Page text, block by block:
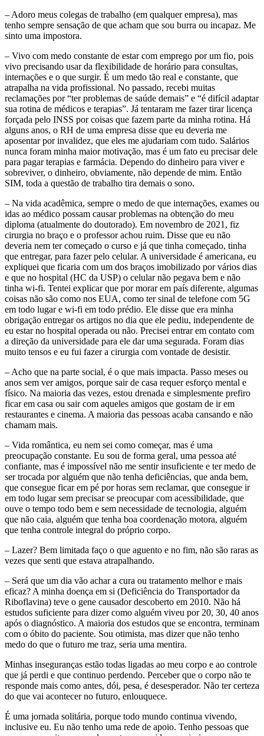
– Adoro meus colegas de trabalho (em qualquer empresa), mas
tenho sempre sensação de que acham que sou burra ou incapaz. Me
sinto uma impostora.
– Vivo com medo constante de estar com emprego por um fio, pois
vivo precisando usar da flexibilidade de horário para consultas,
internações e o que surgir. É um medo tão real e constante, que
atrapalha na vida profissional. No passado, recebi muitas
reclamações por “ter problemas de saúde demais” e “é difícil adaptar
sua rotina de médicos e terapias”. Já tentaram me fazer tirar licença
forçada pelo INSS por coisas que fazem parte da minha rotina. Há
alguns anos, o RH de uma empresa disse que eu deveria me
aposentar por invalidez, que eles me ajudariam com tudo. Salários
nunca foram minha maior motivação, mas é um fato eu precisar dele
para pagar terapias e farmácia. Dependo do dinheiro para viver e
sobreviver, o dinheiro, obviamente, não depende de mim. Então
SIM, toda a questão de trabalho tira demais o sono.
– Na vida acadêmica, sempre o medo de que internações, exames ou
idas ao médico possam causar problemas na obtenção do meu
diploma (atualmente do doutorado). Em novembro de 2021, fiz
cirurgia no braço e o professor achou ruim. Disse que eu não
deveria nem ter começado o curso e já que tinha começado, tinha
que entregar, para fazer pelo celular. A universidade é americana, eu
expliquei que ficaria com um dos braços imobilizado por vários dias
e que no hospital (HC da USP) o celular não pegava bem e não
tinha wi-fi. Tentei explicar que por morar em país diferente, algumas
coisas não são como nos EUA, como ter sinal de telefone com 5G
em todo lugar e wi-fi em todo prédio. Ele disse que era minha
obrigação entregar os artigos no dia que ele pediu, independente de
eu estar no hospital operada ou não. Precisei entrar em contato com
a direção da universidade para ele dar uma segurada. Foram dias
muito tensos e eu fui fazer a cirurgia com vontade de desistir.
– Acho que na parte social, é o que mais impacta. Passo meses ou
anos sem ver amigos, porque sair de casa requer esforço mental e
físico. Na maioria das vezes, estou drenada e simplesmente prefiro
ficar em casa ou sair com aqueles amigos que gostam de ir em
restaurantes e cinema. A maioria das pessoas acaba cansando e não
chamam mais.
– Vida romântica, eu nem sei como começar, mas é uma
preocupação constante. Eu sou de forma geral, uma pessoa até
confiante, mas é impossível não me sentir insuficiente e ter medo de
ser trocada por alguém que não tenha deficiências, que anda bem,
que consegue ficar em pé por horas sem reclamar, que consegue ir
em todo lugar sem precisar se preocupar com acessibilidade, que
ouve o tempo todo bem e sem necessidade de tecnologia, alguém
que não caia, alguém que tenha boa coordenação motora, alguém
que tenha controle integral do próprio corpo.
– Lazer? Bem limitada faço o que aguento e no fim, não são raras as
vezes que senti que estava atrapalhando.
– Será que um dia vão achar a cura ou tratamento melhor e mais
eficaz? A minha doença em si (Deficiência do Transportador da
Riboflavina) teve o gene causador descoberto em 2010. Não há
estudos suficiente para dizer como alguém viveu por 20, 30, 40 anos
após o diagnóstico. A maioria dos estudos que se encontra, terminam
com o óbito do paciente. Sou otimista, mas dizer que não tenho
medo do que o futuro me traz, seria uma mentira.
Minhas inseguranças estão todas ligadas ao meu corpo e ao controle
que já perdi e que continuo perdendo. Perceber que o corpo não te
responde mais como antes, dói, pesa, é desesperador. Não ter certeza
do que vai acontecer no futuro, enlouquece.
É uma jornada solitária, porque todo mundo continua vivendo,
inclusive eu. Eu não tenho uma rede de apoio. Tenho pessoas que